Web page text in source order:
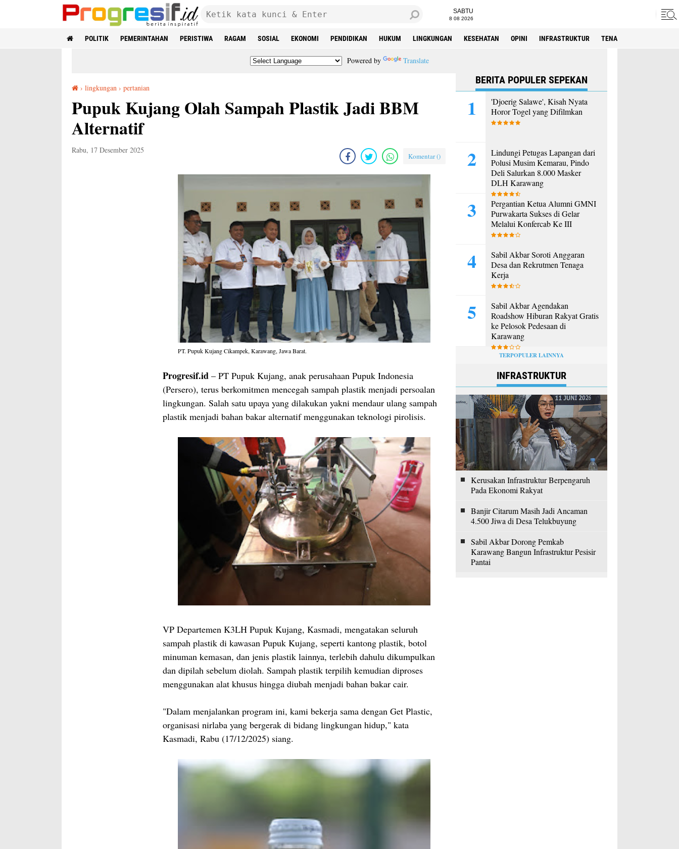
SABTU
8 08 2026
POLITIK PEMERINTAHAN PERISTIWA RAGAM SOSIAL EKONOMI PENDIDIKAN HUKUM LINGKUNGAN KESEHATAN OPINI INFRASTRUKTUR TENAGA KERJA
Powered by Translate
› lingkungan › pertanian
Pupuk Kujang Olah Sampah Plastik Jadi BBM
Alternatif
Rabu, 17 Desember 2025
Komentar ()
PT. Pupuk Kujang Cikampek, Karawang, Jawa Barat.
Progresif.id – PT Pupuk Kujang, anak perusahaan Pupuk Indonesia
(Persero), terus berkomitmen mencegah sampah plastik menjadi persoalan
lingkungan. Salah satu upaya yang dilakukan yakni mendaur ulang sampah
plastik menjadi bahan bakar alternatif menggunakan teknologi pirolisis.
VP Departemen K3LH Pupuk Kujang, Kasmadi, mengatakan seluruh
sampah plastik di kawasan Pupuk Kujang, seperti kantong plastik, botol
minuman kemasan, dan jenis plastik lainnya, terlebih dahulu dikumpulkan
dan dipilah sebelum diolah. Sampah plastik terpilih kemudian diproses
menggunakan alat khusus hingga diubah menjadi bahan bakar cair.
"Dalam menjalankan program ini, kami bekerja sama dengan Get Plastic,
organisasi nirlaba yang bergerak di bidang lingkungan hidup," kata
Kasmadi, Rabu (17/12/2025) siang.
BERITA POPULER SEPEKAN
'Djoerig Salawe', Kisah Nyata
Horor Togel yang Difilmkan
Lindungi Petugas Lapangan dari
Polusi Musim Kemarau, Pindo
Deli Salurkan 8.000 Masker
DLH Karawang
Pergantian Ketua Alumni GMNI
Purwakarta Sukses di Gelar
Melalui Konfercab Ke III
Sabil Akbar Soroti Anggaran
Desa dan Rekrutmen Tenaga
Kerja
Sabil Akbar Agendakan
Roadshow Hiburan Rakyat Gratis
ke Pelosok Pedesaan di
Karawang
TERPOPULER LAINNYA
INFRASTRUKTUR
Kerusakan Infrastruktur Berpengaruh
Pada Ekonomi Rakyat
Banjir Citarum Masih Jadi Ancaman
4.500 Jiwa di Desa Telukbuyung
Sabil Akbar Dorong Pemkab
Karawang Bangun Infrastruktur Pesisir
Pantai